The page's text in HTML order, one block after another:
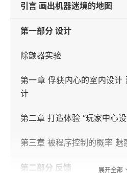
引言 画出机器迷境的地图
第一部分 设计
除颤器实验
第一章 俘获内心的室内设计
计
第二章 打造体验 “玩家中心
第三章 被程序控制的概率 魅
第二部分 反馈 展开全部